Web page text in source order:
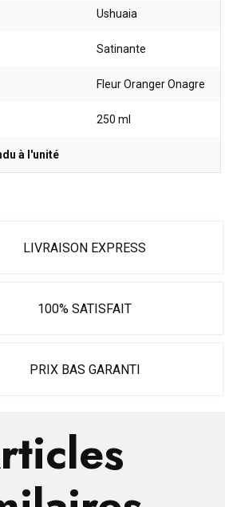
Ushuaia
Satinante
Fleur Oranger Onagre
250 ml
à l'unité
LIVRAISON EXPRESS
100% SATISFAIT
PRIX BAS GARANTI